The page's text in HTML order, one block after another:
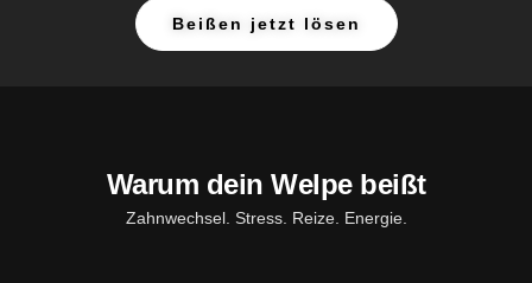
Beißen jetzt lösen
Warum dein Welpe beißt
Zahnwechsel. Stress. Reize. Energie.